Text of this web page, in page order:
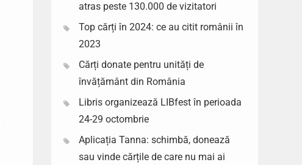
atras peste 130.000 de vizitatori
Top cărți în 2024: ce au citit românii în
2023
Cărți donate pentru unități de
învățământ din România
Libris organizează LIBfest în perioada
24-29 octombrie
Aplicația Tanna: schimbă, donează
sau vinde cărțile de care nu mai ai